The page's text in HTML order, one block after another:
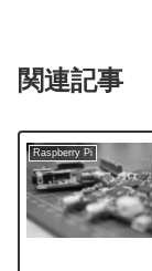
関連記事
Raspberry Pi